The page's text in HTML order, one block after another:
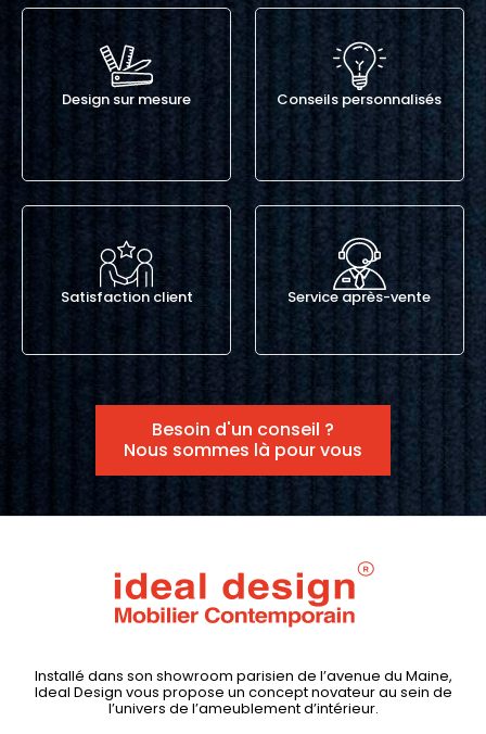
Design sur mesure Conseils personnalisés
Satisfaction client Service après-vente
Besoin d'un conseil ?
Nous sommes là pour vous
Installé dans son showroom parisien de l’avenue du Maine,
Ideal Design vous propose un concept novateur au sein de
l’univers de l’ameublement d’intérieur.